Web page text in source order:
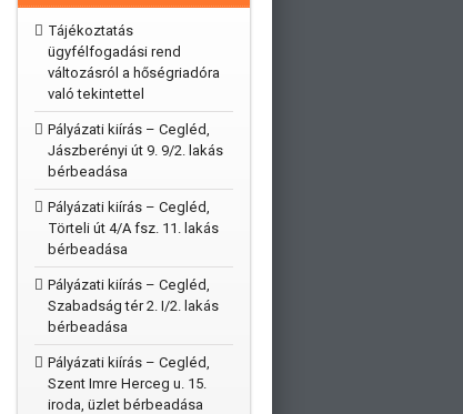
Tájékoztatás
ügyfélfogadási rend
változásról a hőségriadóra
való tekintettel
Pályázati kiírás – Cegléd,
Jászberényi út 9. 9/2. lakás
bérbeadása
Pályázati kiírás – Cegléd,
Törteli út 4/A fsz. 11. lakás
bérbeadása
Pályázati kiírás – Cegléd,
Szabadság tér 2. I/2. lakás
bérbeadása
Pályázati kiírás – Cegléd,
Szent Imre Herceg u. 15.
iroda, üzlet bérbeadása